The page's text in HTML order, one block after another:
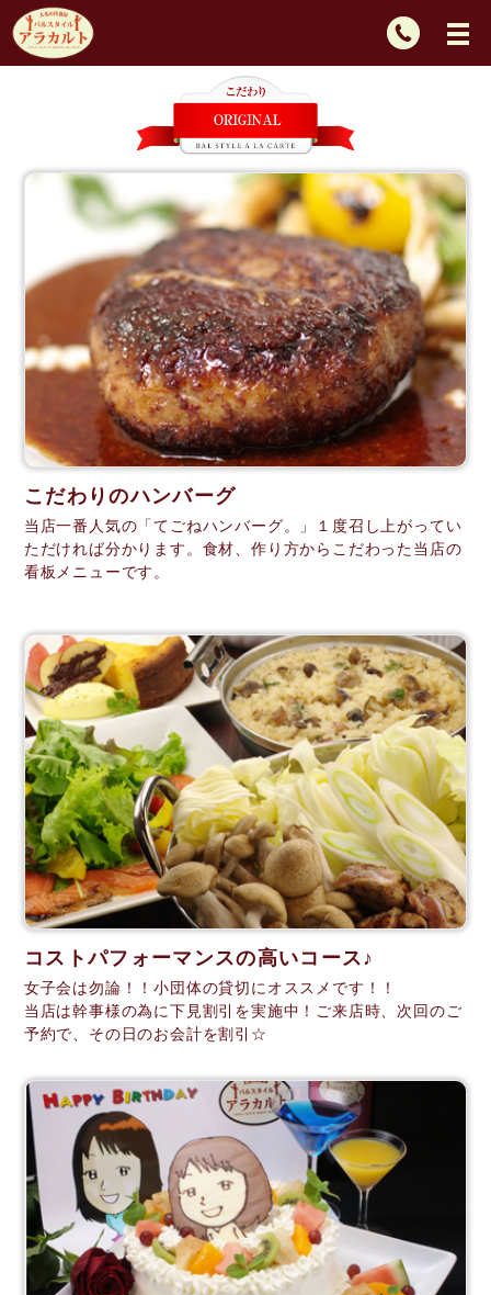
TEL：
こだわりのハンバーグ
当店一番人気の「てごねハンバーグ。」１度召し上がってい
ただければ分かります。食材、作り方からこだわった当店の
看板メニューです。
コストパフォーマンスの高いコース♪
女子会は勿論！！小団体の貸切にオススメです！！
当店は幹事様の為に下見割引を実施中！ご来店時、次回のご
予約で、その日のお会計を割引☆